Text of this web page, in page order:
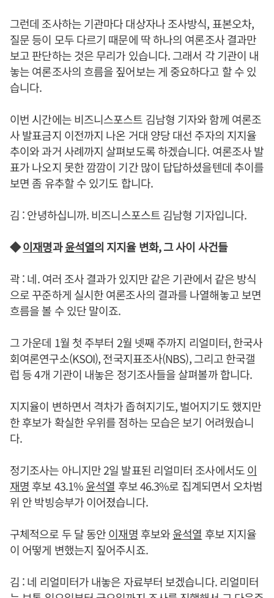
그런데 조사하는 기관마다 대상자나 조사방식, 표본오차,
질문 등이 모두 다르기 때문에 딱 하나의 여론조사 결과만
보고 판단하는 것은 무리가 있습니다. 그래서 각 기관이 내
놓는 여론조사의 흐름을 짚어보는 게 중요하다고 할 수 있
습니다.
이번 시간에는 비즈니스포스트 김남형 기자와 함께 여론조
사 발표금지 이전까지 나온 거대 양당 대선 주자의 지지율
추이와 과거 사례까지 살펴보도록 하겠습니다. 여론조사 발
표가 나오지 못한 깜깜이 기간 많이 답답하셨을텐데 추이를
보면 좀 유추할 수 있기도 합니다.
김 : 안녕하십니까. 비즈니스포스트 김남형 기자입니다.
◆이재명과윤석열의 지지율 변화, 그 사이 사건들
곽 : 네. 여러 조사 결과가 있지만 같은 기관에서 같은 방식
으로 꾸준하게 실시한 여론조사의 결과를 나열해놓고 보면
흐름을 볼 수 있단 말이죠.
그 가운데 1월 첫 주부터 2월 넷째 주까지 리얼미터, 한국사
회여론연구소(KSOI), 전국지표조사(NBS), 그리고 한국갤
럽 등 4개 기관이 내놓은 정기조사들을 살펴볼까 합니다.
지지율이 변하면서 격차가 좁혀지기도, 벌어지기도 했지만
한 후보가 확실한 우위를 점하는 모습은 보기 어려웠습니
다.
정기조사는 아니지만 2일 발표된 리얼미터 조사에서도이
재명 후보 43.1%윤석열 후보 46.3%로 집계되면서 오차범
위 안 박빙승부가 이어졌습니다.
구체적으로 두 달 동안이재명 후보와윤석열 후보 지지율
이 어떻게 변했는지 짚어주시죠.
김 : 네 리얼미터가 내놓은 자료부터 보겠습니다. 리얼미터